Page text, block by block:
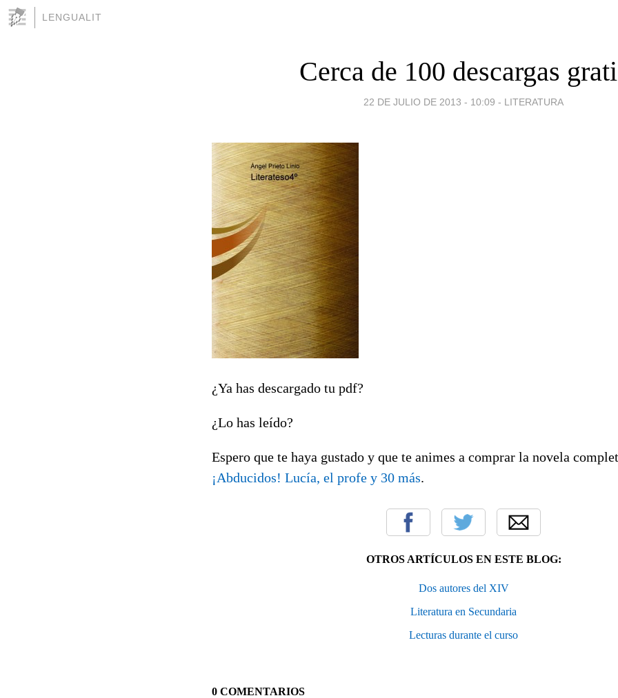
LENGUALIT
Cerca de 100 descargas
22 DE JULIO DE 2013 - 10:09 - LITERATURA
¿Ya has descargado tu pdf?
¿Lo has leído?
Espero que te haya gustado y que te animes a comprar la novela
¡Abducidos! Lucía, el profe y 30 más.
OTROS ARTÍCULOS EN ESTE BLOG:
Dos autores del XIV
Literatura en Secundaria
Lecturas durante el curso
0 COMENTARIOS